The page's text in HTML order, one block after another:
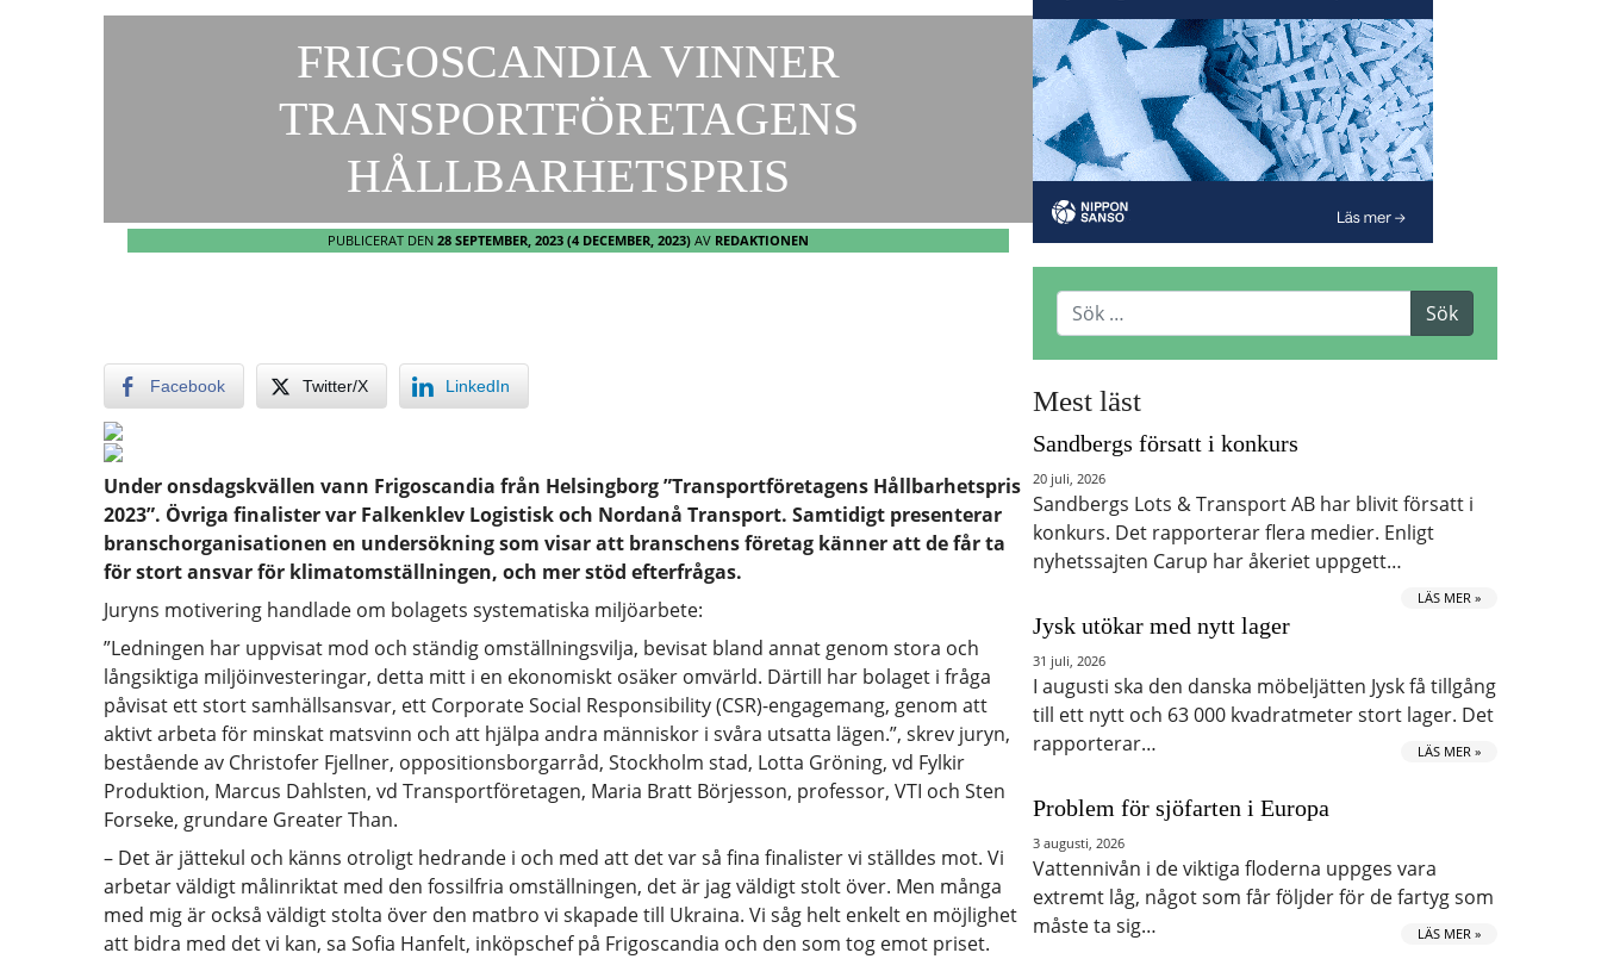
FRIGOSCANDIA VINNER
TRANSPORTFÖRETAGENS
HÅLLBARHETSPRIS
PUBLICERAT DEN 28 SEPTEMBER, 2023 (4 DECEMBER, 2023) AV REDAKTIONEN
Facebook Twitter/X LinkedIn
Under onsdagskvällen vann Frigoscandia från Helsingborg ”Transportföretagens Hållbarhetspris
2023”. Övriga finalister var Falkenklev Logistisk och Nordanå Transport. Samtidigt presenterar
branschorganisationen en undersökning som visar att branschens företag känner att de får ta
för stort ansvar för klimatomställningen, och mer stöd efterfrågas.
Juryns motivering handlade om bolagets systematiska miljöarbete:
”Ledningen har uppvisat mod och ständig omställningsvilja, bevisat bland annat genom stora och
långsiktiga miljöinvesteringar, detta mitt i en ekonomiskt osäker omvärld. Därtill har bolaget i fråga
påvisat ett stort samhällsansvar, ett Corporate Social Responsibility (CSR)-engagemang, genom att
aktivt arbeta för minskat matsvinn och att hjälpa andra människor i svåra utsatta lägen.”, skrev juryn,
bestående av Christofer Fjellner, oppositionsborgarråd, Stockholm stad, Lotta Gröning, vd Fylkir
Produktion, Marcus Dahlsten, vd Transportföretagen, Maria Bratt Börjesson, professor, VTI och Sten
Forseke, grundare Greater Than.
– Det är jättekul och känns otroligt hedrande i och med att det var så fina finalister vi ställdes mot. Vi
arbetar väldigt målinriktat med den fossilfria omställningen, det är jag väldigt stolt över. Men många
med mig är också väldigt stolta över den matbro vi skapade till Ukraina. Vi såg helt enkelt en möjlighet
att bidra med det vi kan, sa Sofia Hanfelt, inköpschef på Frigoscandia och den som tog emot priset.
Mest läst
Sandbergs försatt i konkurs
20 juli, 2026
Sandbergs Lots & Transport AB har blivit försatt i
konkurs. Det rapporterar flera medier. Enligt
nyhetssajten Carup har åkeriet uppgett…
LÄS MER »
Jysk utökar med nytt lager
31 juli, 2026
I augusti ska den danska möbeljätten Jysk få tillgång
till ett nytt och 63 000 kvadratmeter stort lager. Det
rapporterar…
LÄS MER »
Problem för sjöfarten i Europa
3 augusti, 2026
Vattennivån i de viktiga floderna uppges vara
extremt låg, något som får följder för de fartyg som
måste ta sig…
LÄS MER »